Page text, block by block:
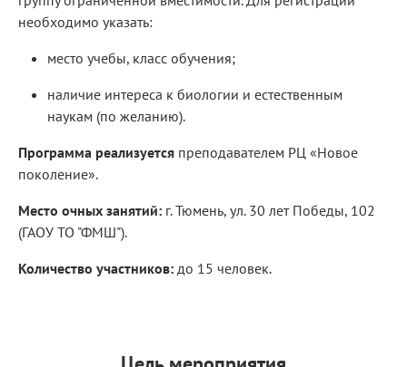
необходимо указать:
место учебы, класс обучения;
наличие интереса к биологии и естественным
наукам (по желанию).
Программа реализуется преподавателем РЦ «Новое
поколение».
Место очных занятий: г. Тюмень, ул. 30 лет Победы, 102
(ГАОУ ТО "ФМШ").
Количество участников: до 15 человек.